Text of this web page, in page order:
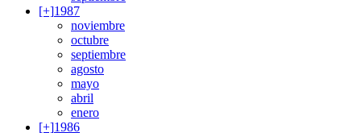
[+]1987
noviembre
octubre
septiembre
agosto
mayo
abril
enero
[+]1986